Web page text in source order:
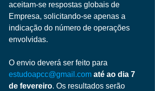
aceitam-se respostas globais de
Empresa, solicitando-se apenas a
indicação do número de operações
envolvidas.
O envio deverá ser feito para
estudoapcc@gmail.com até ao dia 7
de fevereiro. Os resultados serão